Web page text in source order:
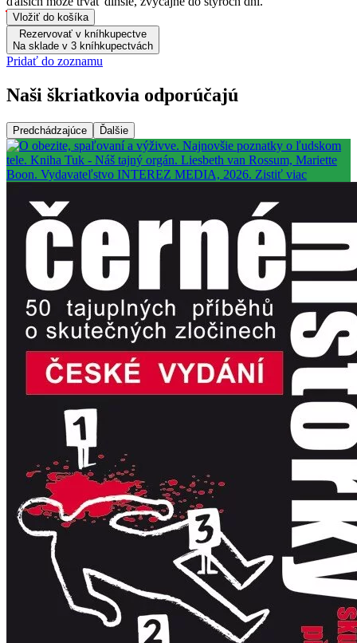
Vložiť do košíka
Rezervovať v kníhkupectve
Na sklade v 3 kníhkupectvách
Pridať do zoznamu
Naši škriatkovia odporúčajú
Predchádzajúce Ďalšie